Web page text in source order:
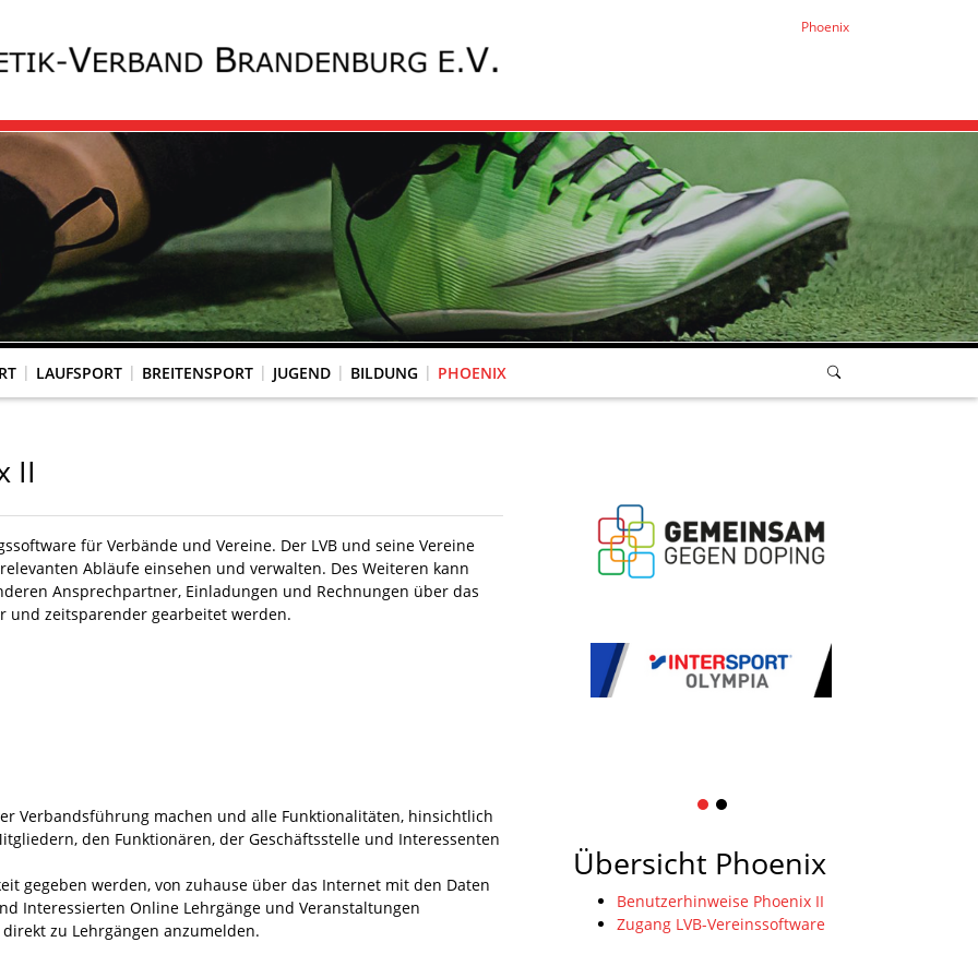
Phoenix
LAUFSPORT BREITENSPORT JUGEND BILDUNG PHOENIX
II
für Verbände und Vereine. Der LVB und seine Vereine
Abläufe einsehen und verwalten. Des Weiteren kann
Ansprechpartner, Einladungen und Rechnungen über das
und zeitsparender gearbeitet werden.
Verbandsführung machen und alle Funktionalitäten, hinsichtlich
den Funktionären, der Geschäftsstelle und Interessenten
gegeben werden, von zuhause über das Internet mit den Daten
Interessierten Online Lehrgänge und Veranstaltungen
zu Lehrgängen anzumelden.
1 2
Übersicht Phoenix
Benutzerhinweise Phoenix II
Zugang LVB-Vereinssoftware